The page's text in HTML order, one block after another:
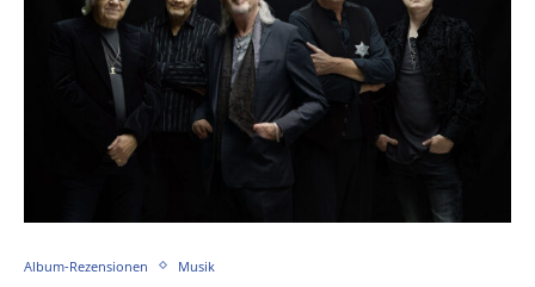
Album-Rezensionen Musik